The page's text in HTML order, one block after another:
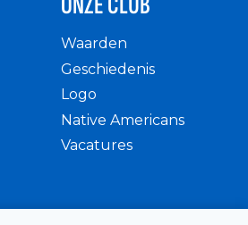
Waarden
Geschiedenis
Logo
Native Americans
Vacatures